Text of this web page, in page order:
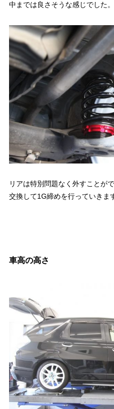
中までは良さそうな感じでした。
リアは特別問題なく外すことがで
交換して1G締めを行っていきま
車高の高さ